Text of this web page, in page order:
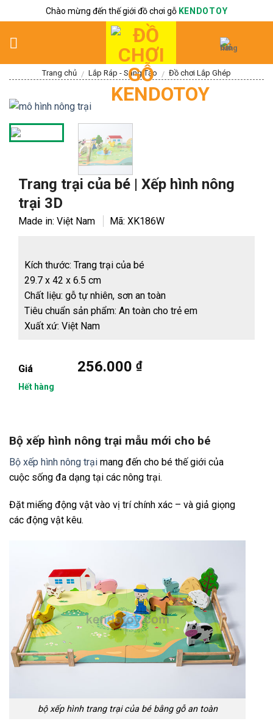
to
content
Chào mừng đến thế giới đồ chơi gỗ KENDOTOY
Trang chủ / Lắp Ráp - Sáng Tạo / Đồ chơi Lắp Ghép
Trang trại của bé | Xếp hình nông
trại 3D
Made in: Việt Nam Mã: XK186W
Kích thước: Trang trại của bé
29.7 x 42 x 6.5 cm
Chất liệu: gỗ tự nhiên, sơn an toàn
Tiêu chuẩn sản phẩm: An toàn cho trẻ em
Xuất xứ: Việt Nam
Giá 256.000 ₫
Hết hàng
Bộ xếp hình nông trại mẫu mới cho bé
Bộ xếp hình nông trại mang đến cho bé thế giới của
cuộc sống đa dạng tại các nông trại.
Đặt miếng động vật vào vị trí chính xác – và giả giọng
các động vật kêu.
bộ xếp hình trang trại của bé bằng gỗ an toàn